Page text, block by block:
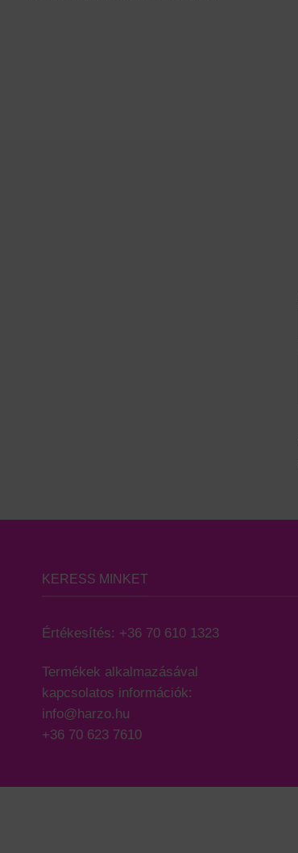
KERESS MINKET
Értékesítés: +36 70 610 1323
Termékek alkalmazásával
kapcsolatos információk:
info@harzo.hu
+36 70 623 7610